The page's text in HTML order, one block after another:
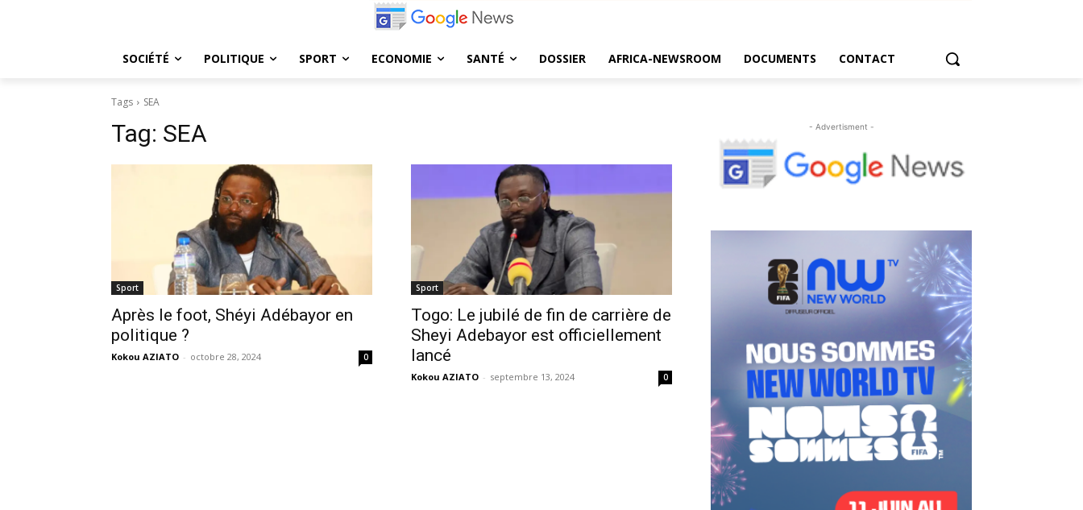
SOCIÉTÉ POLITIQUE SPORT ECONOMIE SANTÉ DOSSIER AFRICA-NEWSROOM DOCUMENTS CONTACT
Tags SEA
Tag: SEA
Sport
Après le foot, Shéyi Adébayor en
politique ?
Kokou AZIATO - octobre 28, 2024 0
Sport
Togo: Le jubilé de fin de carrière de
Sheyi Adebayor est officiellement
lancé
Kokou AZIATO - septembre 13, 2024 0
- Advertisment -